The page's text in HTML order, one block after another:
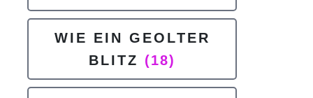
WIE EIN GEOLTER
BLITZ (18)